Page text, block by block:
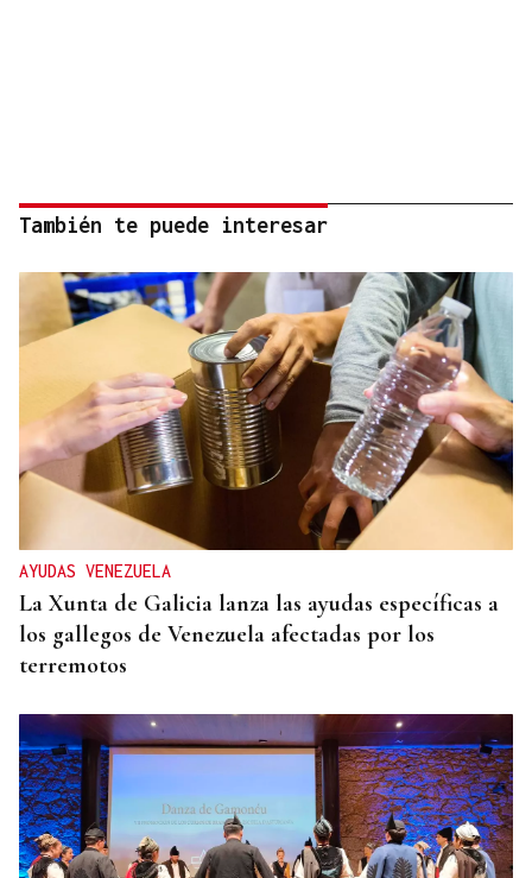
También te puede interesar
AYUDAS VENEZUELA
La Xunta de Galicia lanza las ayudas específicas a
los gallegos de Venezuela afectadas por los
terremotos